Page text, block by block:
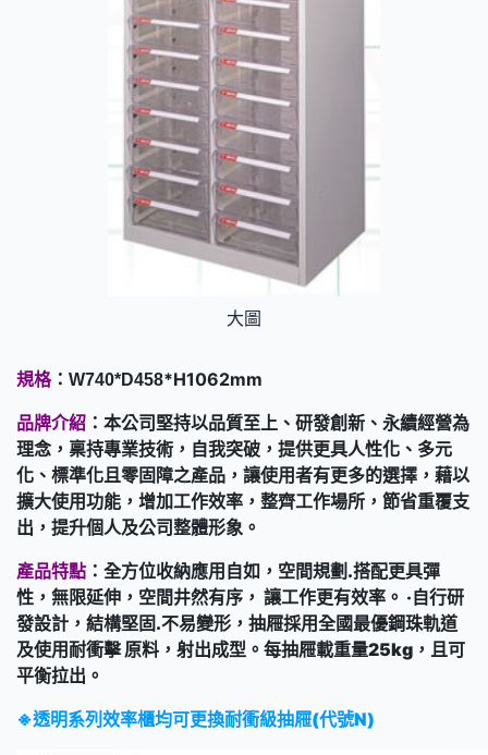
大圖
規格： W740*D458*H1062mm
品牌介紹 ：本公司堅持以品質至上、研發創新、永續經營為
理念，稟持專業技術，自我突破，提供更具人性化、多元
化、標準化且零固障之產品，讓使用者有更多的選擇，藉以
擴大使用功能，增加工作效率，整齊工作場所，節省重覆支
出，提升個人及公司整體形象。
產品特點 ：全方位收納應用自如，空間規劃.搭配更具彈
性，無限延伸，空間井然有序， 讓工作更有效率。 ‧自行研
發設計，結構堅固.不易變形，抽屜採用全國最優鋼珠軌道
及使用耐衝擊 原料，射出成型。每抽屜載重量25kg，且可
平衡拉出。
※透明系列效率櫃均可更換耐衝級抽屜(代號N)